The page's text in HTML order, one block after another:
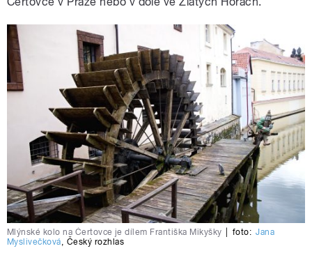
Mlýnské kolo na Čertovce je dílem Františka Mikyšky foto: Jana
Myslivečková, Český rozhlas